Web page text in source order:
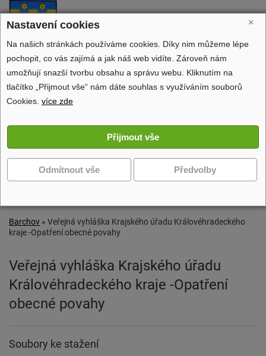
Barchov
oficiální stránky obce
Obecní úřad
Volný čas
Zobrazit další navigaci
Barchov » Veřejná vyhláška Krajského úřadu Královéhradeckého
kraje -Opatření obecné povahy
Veřejná vyhláška Krajského úřadu
Královéhradeckého kraje -Opatření
obecné povahy
Soubory ke stažení
×
Nastavení cookies
Na našich stránkách používáme cookies. Díky nim můžeme lépe
pochopit, co vás zajímá a jak náš web vidíte. Zároveň nám
umožňují snazší tvorbu obsahu a správu webu. Kliknutím na
tlačítko „Přijmout vše“ nám dáte souhlas s využíváním souborů
Cookies. více zde